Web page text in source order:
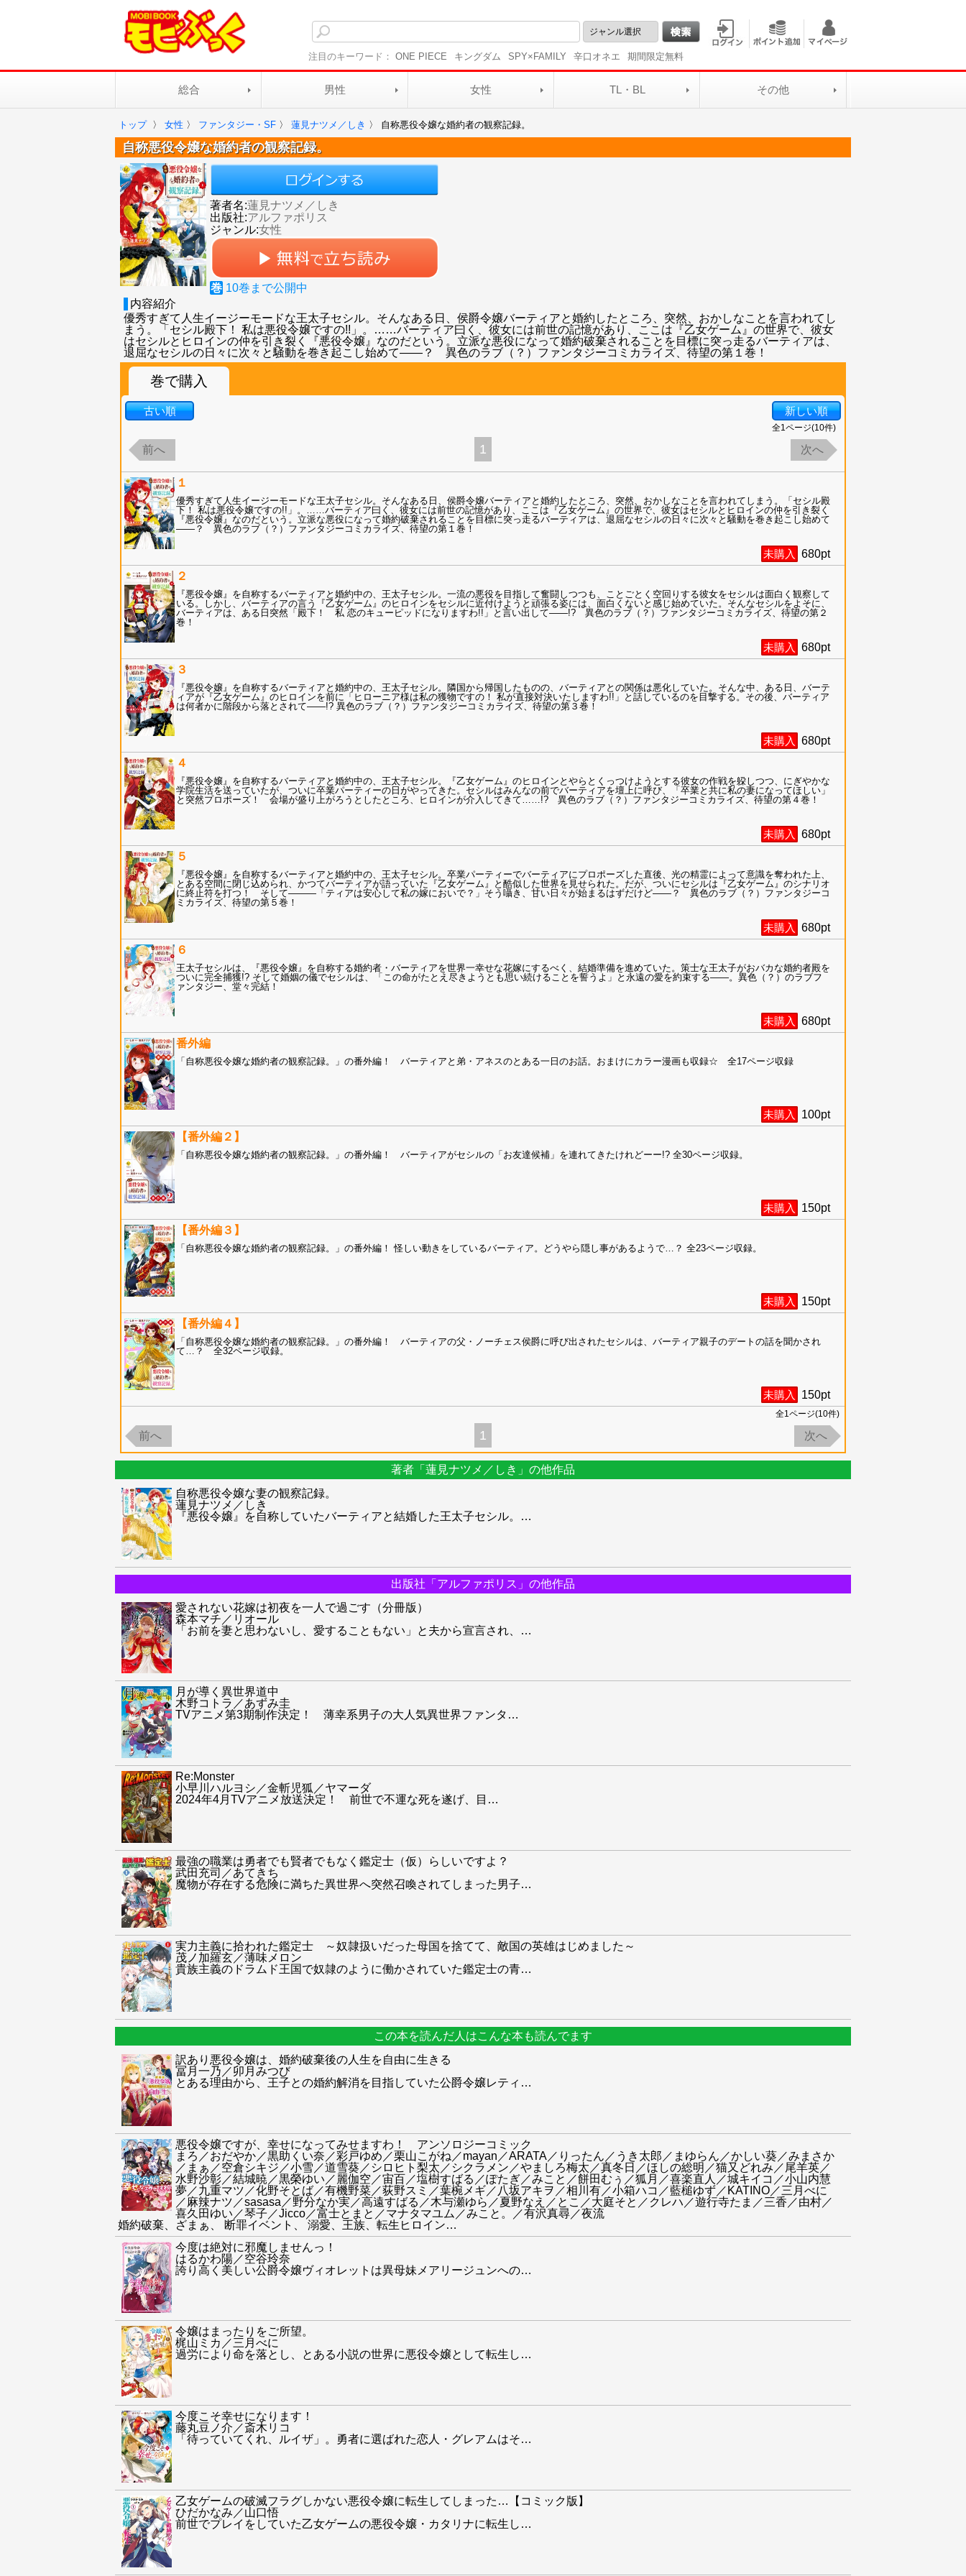
注目のキーワード： ONE PIECE キングダム SPY×FAMILY 辛口オネエ 期間限定無料
総合 男性 女性 TL・BL その他
トップ 〉 女性 〉 ファンタジー・SF 〉 蓮見ナツメ／しき 〉 自称悪役令嬢な婚約者の観察記録。
自称悪役令嬢な婚約者の観察記録。
著者名:蓮見ナツメ／しき
出版社:アルファポリス
ジャンル:女性
巻 10巻まで公開中
内容紹介
優秀すぎて人生イージーモードな王太子セシル。そんなある日、侯爵令嬢バーティアと婚約したところ、突然、おかしなことを言われてし
まう。「セシル殿下！ 私は悪役令嬢ですの!!」。……バーティア曰く、彼女には前世の記憶があり、ここは『乙女ゲーム』の世界で、彼女
はセシルとヒロインの仲を引き裂く『悪役令嬢』なのだという。立派な悪役になって婚約破棄されることを目標に突っ走るバーティアは、
退屈なセシルの日々に次々と騒動を巻き起こし始めて――？ 異色のラブ（？）ファンタジーコミカライズ、待望の第１巻！
巻で購入
古い順 新しい順
全1ページ(10件)
前へ 1 次へ
１
優秀すぎて人生イージーモードな王太子セシル。そんなある日、侯爵令嬢バーティアと婚約したところ、突然、おかしなことを言われてしまう。「セシル殿
下！ 私は悪役令嬢ですの!!」。……バーティア曰く、彼女には前世の記憶があり、ここは『乙女ゲーム』の世界で、彼女はセシルとヒロインの仲を引き裂く
『悪役令嬢』なのだという。立派な悪役になって婚約破棄されることを目標に突っ走るバーティアは、退屈なセシルの日々に次々と騒動を巻き起こし始めて
――？ 異色のラブ（？）ファンタジーコミカライズ、待望の第１巻！
未購入 680pt
２
『悪役令嬢』を自称するバーティアと婚約中の、王太子セシル。一流の悪役を目指して奮闘しつつも、ことごとく空回りする彼女をセシルは面白く観察して
いる。しかし、バーティアの言う『乙女ゲーム』のヒロインをセシルに近付けようと頑張る姿には、面白くないと感じ始めていた。そんなセシルをよそに、
バーティアは、ある日突然「殿下！ 私 恋のキューピッドになりますわ!!」と言い出して――!? 異色のラブ（？）ファンタジーコミカライズ、待望の第２
巻！
未購入 680pt
３
『悪役令嬢』を自称するバーティアと婚約中の、王太子セシル。隣国から帰国したものの、バーティアとの関係は悪化していた。そんな中、ある日、バーテ
ィアが『乙女ゲーム』のヒロインを前に「ヒローニア様は私の獲物ですの！ 私が直接対決いたしますわ!!」と話しているのを目撃する。その後、バーティア
は何者かに階段から落とされて――!? 異色のラブ（？）ファンタジーコミカライズ、待望の第３巻！
未購入 680pt
４
『悪役令嬢』を自称するバーティアと婚約中の、王太子セシル。『乙女ゲーム』のヒロインとやらとくっつけようとする彼女の作戦を躱しつつ、にぎやかな
学院生活を送っていたが、ついに卒業パーティーの日がやってきた。セシルはみんなの前でバーティアを壇上に呼び、「卒業と共に私の妻になってほしい」
と突然プロポーズ！ 会場が盛り上がろうとしたところ、ヒロインが介入してきて……!? 異色のラブ（？）ファンタジーコミカライズ、待望の第４巻！
未購入 680pt
５
『悪役令嬢』を自称するバーティアと婚約中の、王太子セシル。卒業パーティーでバーティアにプロポーズした直後、光の精霊によって意識を奪われた上、
とある空間に閉じ込められ、かつてバーティアが語っていた『乙女ゲーム』と酷似した世界を見せられた。だが、ついにセシルは『乙女ゲーム』のシナリオ
に終止符を打つ！ そして―――「ティアは安心して私の嫁においで？」そう囁き、甘い日々が始まるはずだけど――？ 異色のラブ（？）ファンタジーコ
ミカライズ、待望の第５巻！
未購入 680pt
６
王太子セシルは、『悪役令嬢』を自称する婚約者・バーティアを世界一幸せな花嫁にするべく、結婚準備を進めていた。策士な王太子がおバカな婚約者殿を
ついに完全捕獲!? そして婚姻の儀でセシルは、「この命がたとえ尽きようとも思い続けることを誓うよ」と永遠の愛を約束する――。異色（？）のラブフ
ァンタジー、堂々完結！
未購入 680pt
番外編
「自称悪役令嬢な婚約者の観察記録。」の番外編！ バーティアと弟・アネスのとある一日のお話。おまけにカラー漫画も収録☆ 全17ページ収録
未購入 100pt
【番外編２】
「自称悪役令嬢な婚約者の観察記録。」の番外編！ バーティアがセシルの「お友達候補」を連れてきたけれどーー!? 全30ページ収録。
未購入 150pt
【番外編３】
「自称悪役令嬢な婚約者の観察記録。」の番外編！ 怪しい動きをしているバーティア。どうやら隠し事があるようで…？ 全23ページ収録。
未購入 150pt
【番外編４】
「自称悪役令嬢な婚約者の観察記録。」の番外編！ バーティアの父・ノーチェス侯爵に呼び出されたセシルは、バーティア親子のデートの話を聞かされ
て…？ 全32ページ収録。
未購入 150pt
全1ページ(10件)
前へ 1 次へ
著者「蓮見ナツメ／しき」の他作品
自称悪役令嬢な妻の観察記録。
蓮見ナツメ／しき
『悪役令嬢』を自称していたバーティアと結婚した王太子セシル。
…
出版社「アルファポリス」の他作品
愛されない花嫁は初夜を一人で過ごす（分冊版）
森本マチ／リオール
「お前を妻と思わないし、愛することもない」と夫から宣言され、
…
月が導く異世界道中
木野コトラ／あずみ圭
TVアニメ第3期制作決定！ 薄幸系男子の大人気異世界ファンタ …
Re:Monster
小早川ハルヨシ／金斬児狐／ヤマーダ
2024年4月TVアニメ放送決定！ 前世で不運な死を遂げ、目 …
最強の職業は勇者でも賢者でもなく鑑定士（仮）らしいですよ？
武田充司／あてきち
魔物が存在する危険に満ちた異世界へ突然召喚されてしまった男子…
実力主義に拾われた鑑定士 ～奴隷扱いだった母国を捨てて、敵国の英雄はじめました～
茂ノ加羅玄／薄味メロン
貴族主義のドラムド王国で奴隷のように働かされていた鑑定士の青…
この本を読んだ人はこんな本も読んでます
訳あり悪役令嬢は、婚約破棄後の人生を自由に生きる
冨月一乃／卯月みつび
とある理由から、王子との婚約解消を目指していた公爵令嬢レティ …
悪役令嬢ですが、幸せになってみせますわ！ アンソロジーコミック
まろ／おだやか／黒助くい奈／彩戸ゆめ／栗山こがね／mayan／ARATA／りったん／うき太郎／まゆらん／かしい葵／みまさか
／まぁ／空倉シキジ／小雪／道雪葵／シロヒト梨太／シクラメン／やましろ梅太／真冬日／ほしの総明／猫又どれみ／尾羊英／
水野沙彰／結城暁／黒榮ゆい／麗伽空／宙百／塩樹すばる／ぽたぎ／みこと／餅田むぅ／狐月／喜楽直人／城キイコ／小山内慧
夢／九重マツ／化野そとば／有機野菜／荻野スミ／葉椀メギ／八坂アキヲ／相川有／小箱ハコ／藍槌ゆず／KATINO／三月べに
／麻辣ナツ／sasasa／野分なか実／高遠すばる／木与瀬ゆら／夏野なえ／とこ／大庭そと／クレハ／遊行寺たま／三香／由村／
喜久田ゆい／琴子／Jicco／富士とまと／マナタマユム／みこと。／有沢真尋／夜流
婚約破棄、ざまぁ、 断罪イベント、 溺愛、王族、転生ヒロイン…
今度は絶対に邪魔しませんっ！
はるかわ陽／空谷玲奈
誇り高く美しい公爵令嬢ヴィオレットは異母妹メアリージュンへの…
令嬢はまったりをご所望。
梶山ミカ／三月べに
過労により命を落とし、とある小説の世界に悪役令嬢として転生し …
今度こそ幸せになります！
藤丸豆ノ介／斎木リコ
「待っていてくれ、ルイザ」。勇者に選ばれた恋人・グレアムはそ…
乙女ゲームの破滅フラグしかない悪役令嬢に転生してしまった…【コミック版】
ひだかなみ／山口悟
前世でプレイをしていた乙女ゲームの悪役令嬢・カタリナに転生し …